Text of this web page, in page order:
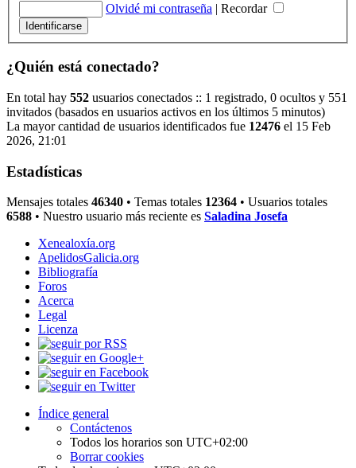
Olvidé mi contraseña | Recordar
¿Quién está conectado?
En total hay 552 usuarios conectados :: 1 registrado, 0 ocultos y 551
invitados (basados en usuarios activos en los últimos 5 minutos)
La mayor cantidad de usuarios identificados fue 12476 el 15 Feb
2026, 21:01
Estadísticas
Mensajes totales 46340 • Temas totales 12364 • Usuarios totales
6588 • Nuestro usuario más reciente es Saladina Josefa
Xenealoxía.org
ApelidosGalicia.org
Bibliografía
Foros
Acerca
Legal
Licenza
Índice general
Contáctenos
Todos los horarios son UTC+02:00
Borrar cookies